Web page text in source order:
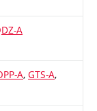
A
A, GTS-A,